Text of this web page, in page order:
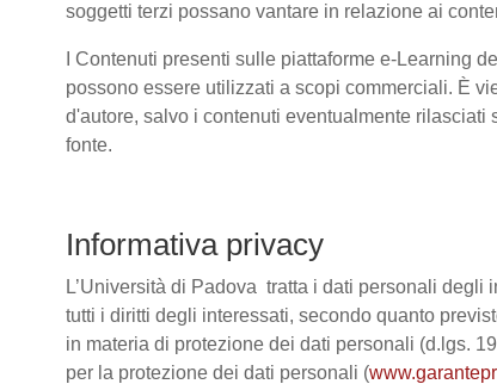
soggetti terzi possano vantare in relazione ai
I Contenuti presenti sulle piattaforme e-Learning
possono essere utilizzati a scopi commerciali. È
d'autore, salvo i contenuti eventualmente
fonte.
Informativa privacy
L’Università di Padova tratta i dati personali
tutti i diritti degli interessati, secondo quanto
in materia di protezione dei dati personali (d.lgs.
per la protezione dei dati personali (